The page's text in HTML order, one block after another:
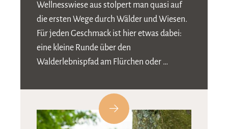
Wellnesswiese aus stolpert man quasi auf
die ersten Wege durch Wälder und Wiesen.
Für jeden Geschmack ist hier etwas dabei:
eine kleine Runde über den
Walderlebnispfad am Flürchen oder …